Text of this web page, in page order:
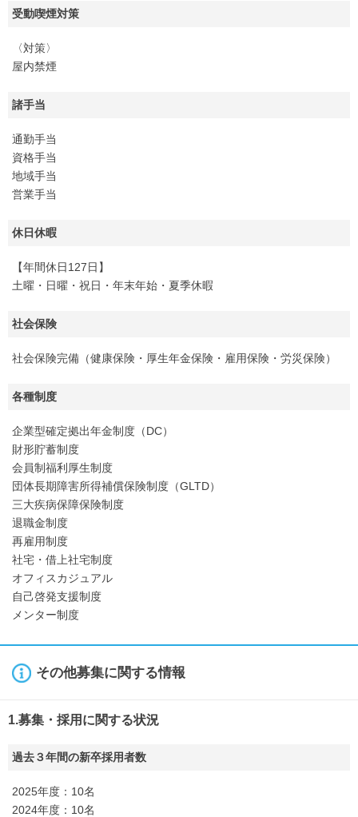
受動喫煙対策
〈対策〉
屋内禁煙
諸手当
通勤手当
資格手当
地域手当
営業手当
休日休暇
【年間休日127日】
土曜・日曜・祝日・年末年始・夏季休暇
社会保険
社会保険完備（健康保険・厚生年金保険・雇用保険・労災保険）
各種制度
企業型確定拠出年金制度（DC）
財形貯蓄制度
会員制福利厚生制度
団体長期障害所得補償保険制度（GLTD）
三大疾病保障保険制度
退職金制度
再雇用制度
社宅・借上社宅制度
オフィスカジュアル
自己啓発支援制度
メンター制度
その他募集に関する情報
1.募集・採用に関する状況
過去３年間の新卒採用者数
2025年度：10名
2024年度：10名